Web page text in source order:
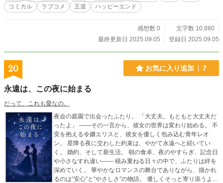
コミカル
ラブコメ 王道 ハッピーエンド
感想数 0
文字数 10,880
最終更新日 2025.09.05
登録日 2025.09.05
20 お気に入り追加 7
永遠は、この夜に始まる
だって、これも愛なの。
夜会の庭園で出会ったふたり。 「大丈夫。もともと大丈夫だ
ったよ」 ――その一言から、彼女の世界は変わり始める。 不
安を抱える令嬢エリスと、彼女を優しく包み込む青年レオ
ン。 星降る夜に交わした約束は、やがて永遠へと続いてい
く。 婚約、そして新生活。 朝の食卓、夜のやすらぎ、記念日
や小さなすれ違い―― 積み重ねる日々の中で、ふたりは絆を
深めていく。 華やかなロマンスの舞台でありながら、描かれ
るのは“安心”と“やさしさ”の物語。 優しくそっと寄り添うよう